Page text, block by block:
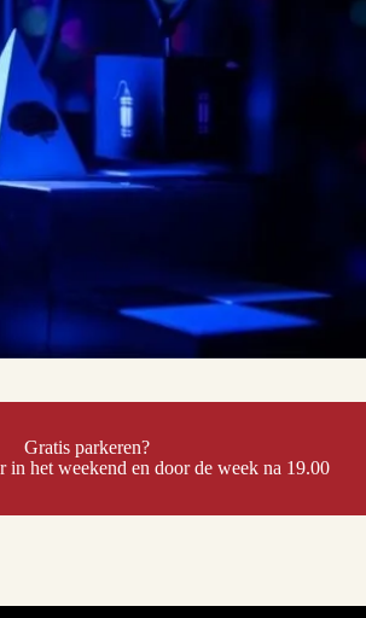
Gratis parkeren?
in het weekend en door de week na 19.00